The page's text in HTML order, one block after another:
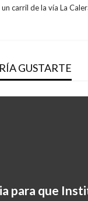
carril de la vía La
GUSTARTE
para que